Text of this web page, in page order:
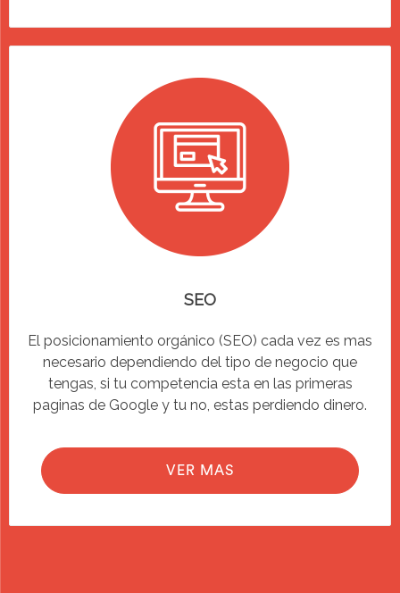
SEO
El posicionamiento orgánico (SEO) cada vez es mas
necesario dependiendo del tipo de negocio que
tengas, si tu competencia esta en las primeras
paginas de Google y tu no, estas perdiendo dinero.
VER MAS